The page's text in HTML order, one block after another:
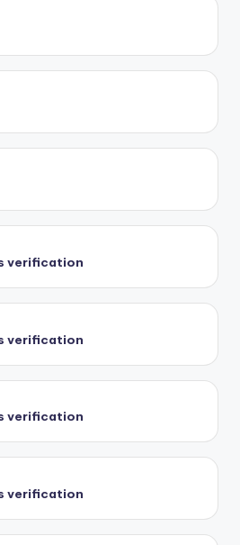
verification
verification
verification
verification